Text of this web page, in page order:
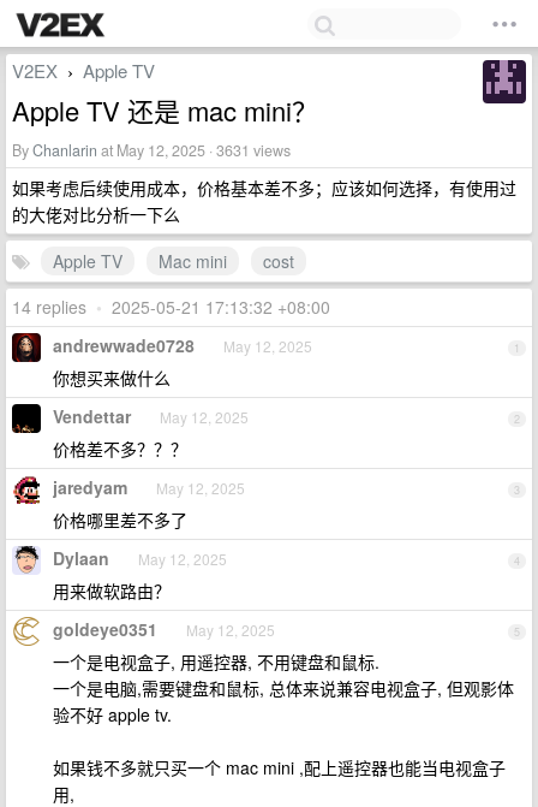
V2EX › Apple TV
Apple TV 还是 mac mini？
ByChanlarin at May 12, 2025 · 3631 views
如果考虑后续使用成本，价格基本差不多；应该如何选择，有使用过
的大佬对比分析一下么
Apple TV
Mac mini
cost
14 replies • 2025-05-21 17:13:32 +08:00
1
andrewwade0728 May 12, 2025
你想买来做什么
2
Vendettar May 12, 2025
价格差不多？？？
3
jaredyam May 12, 2025
价格哪里差不多了
4
Dylaan May 12, 2025
用来做软路由？
5
goldeye0351 May 12, 2025
一个是电视盒子, 用遥控器, 不用键盘和鼠标.
一个是电脑,需要键盘和鼠标, 总体来说兼容电视盒子, 但观影体
验不好 apple tv.
如果钱不多就只买一个 mac mini ,配上遥控器也能当电视盒子
用,